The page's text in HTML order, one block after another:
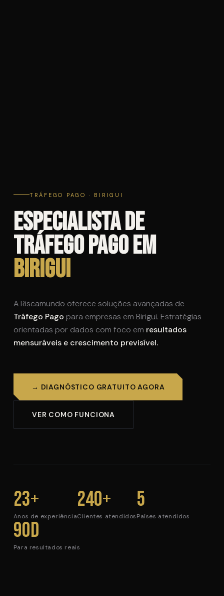
TRÁFEGO PAGO · BIRIGUI
Especialista de
Tráfego Pago em
Birigui
A Riscamundo oferece soluções avançadas de
Tráfego Pago para empresas em Birigui. Estratégias
orientadas por dados com foco em resultados
mensuráveis e crescimento previsível.
→ DIAGNÓSTICO GRATUITO AGORA
VER COMO FUNCIONA
23+
Anos de experiência
240+
Clientes atendidos
5
Países atendidos
90d
Para resultados reais